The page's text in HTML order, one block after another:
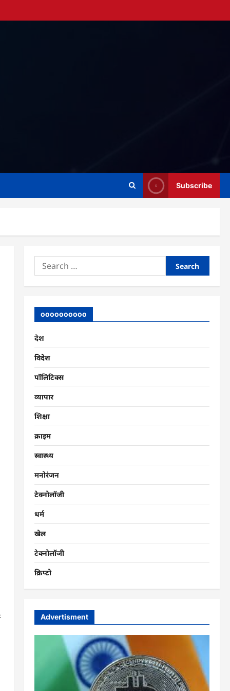
Subscribe
Search
for:
oooooooooo
देश
विदेश
पॉलिटिक्स
व्यापार
शिक्षा
क्राइम
स्वास्थ्य
मनोरंजन
टेक्नोलॉजी
धर्म
खेल
टेक्नोलॉजी
क्रिप्टो
Advertisment